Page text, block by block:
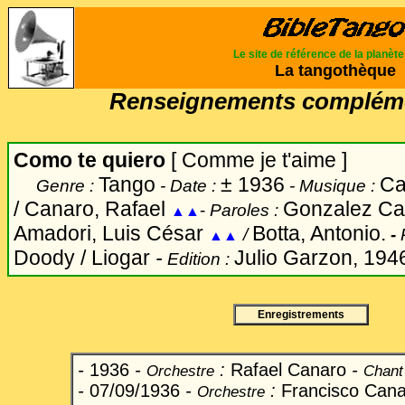
Le site de référence de la planète
La tangothèque
Renseignements
Como te quiero [ Comme je t'aime ]
Genre : Tango - Date : ± 1936 - Musique :
/ Canaro, Rafael
▲▲ - Paroles : Gonzalez
Amadori, Luis César ▲▲ /Botta, Antonio. -
Doody / Liogar - Edition : Julio Garzon,
Enregistrements
- 1936 - Orchestre : Rafael Canaro - Chant
- 07/09/1936 - Orchestre : Francisco